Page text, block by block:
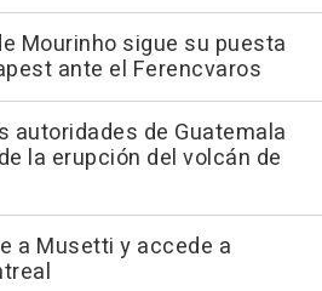
Mourinho sigue su puesta
ante el Ferencvaros
autoridades de Guatemala
la erupción del volcán de
a Musetti y accede a